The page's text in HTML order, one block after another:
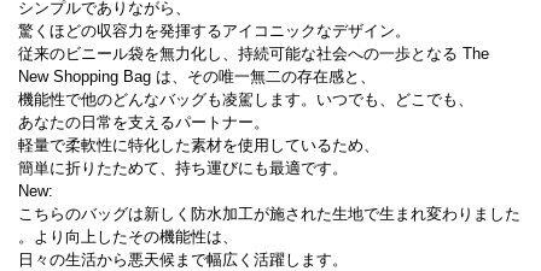
シンプルでありながら、
驚くほどの収容力を発揮するアイコニックなデザイン。
従来のビニール袋を無力化し、持続可能な社会への一歩となる The
New Shopping Bag は、その唯一無二の存在感と、
機能性で他のどんなバッグも凌駕します。いつでも、どこでも、
あなたの日常を支えるパートナー。
軽量で柔軟性に特化した素材を使用しているため、
簡単に折りたためて、持ち運びにも最適です。
New:
こちらのバッグは新しく防水加工が施された生地で生まれ変わりました
。より向上したその機能性は、
日々の生活から悪天候まで幅広く活躍します。